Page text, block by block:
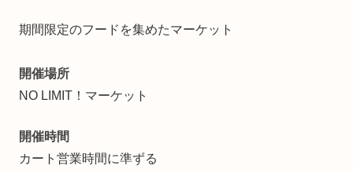
期間限定のフードを集めたマーケット
開催場所
NO LIMIT！マーケット
開催時間
カート営業時間に準ずる